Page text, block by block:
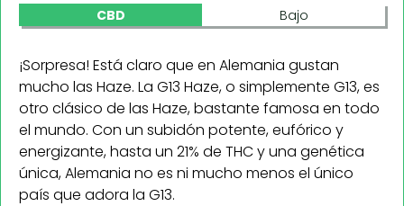
CBD Bajo
¡Sorpresa! Está claro que en Alemania gustan
mucho las Haze. La G13 Haze, o simplemente G13, es
otro clásico de las Haze, bastante famosa en todo
el mundo. Con un subidón potente, eufórico y
energizante, hasta un 21% de THC y una genética
única, Alemania no es ni mucho menos el único
país que adora la G13.